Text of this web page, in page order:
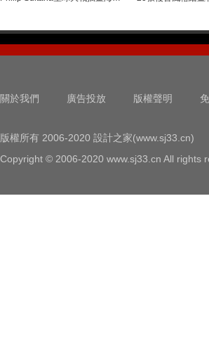
關於我們 廣告投放 版權聲明
版權所有 2006-2020 設計之家(www.sj33.cn)
Copyright © 2006-2020 www.sj33.cn All rights